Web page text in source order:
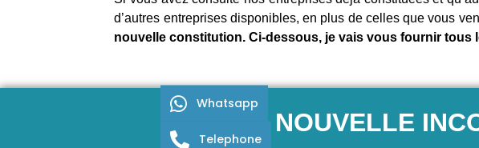
d’autres entreprises disponibles, en plus de celles que vous
nouvelle constitution. Ci-dessous, je vais vous fournir tous
NOUVELLE
Whatsapp
Telephone